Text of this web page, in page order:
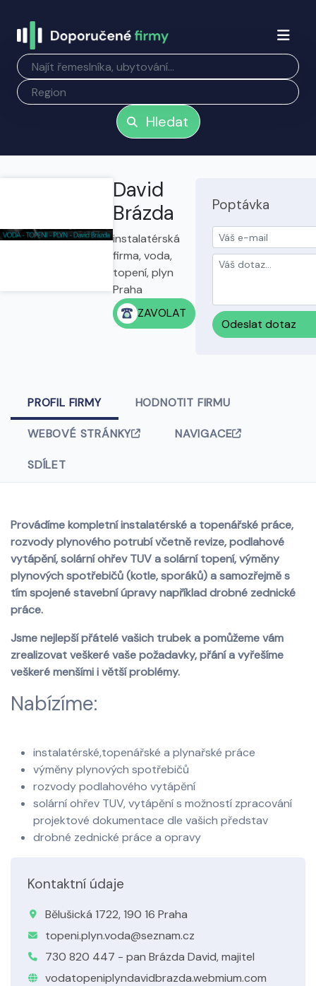
Hledat
David
Brázda
instalatérská
firma, voda,
topení, plyn
Praha
ZAVOLAT
Poptávka
Odeslat dotaz
PROFIL FIRMY HODNOTIT FIRMU
WEBOVÉ STRÁNKY NAVIGACE
SDÍLET
Provádíme kompletní instalatérské a topenářské práce,
rozvody plynového potrubí včetně revize, podlahové
vytápění, solární ohřev TUV a solární topení, výměny
plynových spotřebičů (kotle, sporáků) a samozřejmě s
tím spojené stavební úpravy například drobné zednické
práce.
Jsme nejlepší přátelé vašich trubek a pomůžeme vám
zrealizovat veškeré vaše požadavky, přání a vyřešíme
veškeré menšími i větší problémy.
Nabízíme:
instalatérské,topenářské a plynařské práce
výměny plynových spotřebičů
rozvody podlahového vytápění
solární ohřev TUV, vytápění s možností zpracování
projektové dokumentace dle vašich představ
drobné zednické práce a opravy
Kontaktní údaje
Bělušická 1722, 190 16 Praha
topeni.plyn.voda@seznam.cz
730 820 447 - pan Brázda David, majitel
vodatopeniplyndavidbrazda.webmium.com